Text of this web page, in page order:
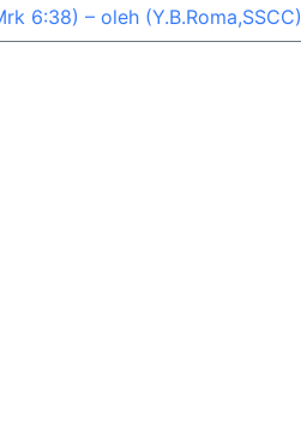
6:38) – oleh (Y.B.Roma,SSCC)